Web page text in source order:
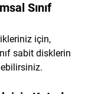
Sınıf
için,
sabit disklerin